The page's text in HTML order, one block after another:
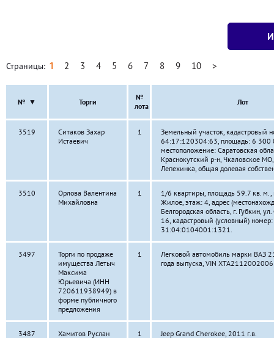
Страницы: 1 2 3 4 5 6 7 8 9 10 >
№ ▼ Торги
№
лота
Лот
3519
Ситаков Захар
Истаевич
1
Земельный участок, кадастровый
64:17:120304:63, площадь: 6 300
местоположение: Саратовская
Краснокутский р-н, Чкаловское
Лепехинка, общая долевая
3510
Орлова Валентина
Михайловна
1
1/6 квартиры, площадь 59.7 кв. м.,
Жилое, этаж: 4, адрес
Белгородская область, г. Губкин,
16, кадастровый (условный) номер:
31:04:0104001:1321.
3497
Торги по продаже
имущества Летыч
Максима
Юрьевича (ИНН
720611938949) в
форме публичного
предложения
1
Легковой автомобиль марки ВАЗ
года выпуска, VIN
3487
Хамитов Руслан
1 Jeep Grand Cherokee, 2011 г.в.